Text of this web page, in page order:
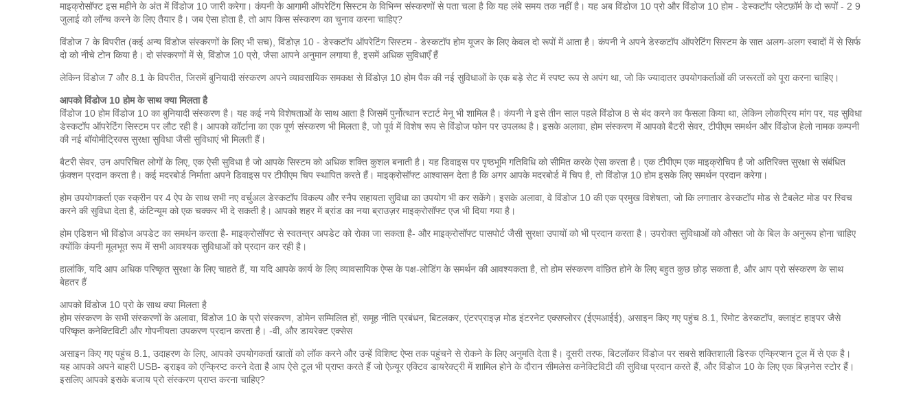
माइक्रोसॉफ्ट इस महीने के अंत में विंडोज 10 जारी करेगा। कंपनी के आगामी ऑपरेटिंग सिस्टम के विभिन्न संस्करणों से पता चला है कि यह लंबे समय तक नहीं है। यह अब विंडोज 10 प्रो और विंडोज 10 होम - डेस्कटॉप प्लेटफ़ॉर्म के दो रूपों - 2 9
जुलाई को लॉन्च करने के लिए तैयार है। जब ऐसा होता है, तो आप किस संस्करण का चुनाव करना चाहिए?
विंडोज 7 के विपरीत (कई अन्य विंडोज संस्करणों के लिए भी सच), विंडोज़ 10 - डेस्कटॉप ऑपरेटिंग सिस्टम - डेस्कटॉप होम यूजर के लिए केवल दो रूपों में आता है। कंपनी ने अपने डेस्कटॉप ऑपरेटिंग सिस्टम के सात अलग-अलग स्वादों में से सिर्फ
दो को नीचे टोन किया है। दो संस्करणों में से, विंडोज 10 प्रो, जैसा आपने अनुमान लगाया है, इसमें अधिक सुविधाएँ हैं
लेकिन विंडोज 7 और 8.1 के विपरीत, जिसमें बुनियादी संस्करण अपने व्यावसायिक समकक्ष से विंडोज़ 10 होम पैक की नई सुविधाओं के एक बड़े सेट में स्पष्ट रूप से अपंग था, जो कि ज्यादातर उपयोगकर्ताओं की जरूरतों को पूरा करना चाहिए।
आपको विंडोज 10 होम के साथ क्या मिलता है
विंडोज 10 होम विंडोज 10 का बुनियादी संस्करण है। यह कई नये विशेषताओं के साथ आता है जिसमें पुर्नोत्थान स्टार्ट मेनू भी शामिल है। कंपनी ने इसे तीन साल पहले विंडोज 8 से बंद करने का फैसला किया था, लेकिन लोकप्रिय मांग पर, यह सुविधा
डेस्कटॉप ऑपरेटिंग सिस्टम पर लौट रही है। आपको कॉर्टाना का एक पूर्ण संस्करण भी मिलता है, जो पूर्व में विशेष रूप से विंडोज फोन पर उपलब्ध है। इसके अलावा, होम संस्करण में आपको बैटरी सेवर, टीपीएम समर्थन और विंडोज हेलो नामक कम्पनी
की नई बॉयोमीट्रिक्स सुरक्षा सुविधा जैसी सुविधाएं भी मिलती हैं।
बैटरी सेवर, उन अपरिचित लोगों के लिए, एक ऐसी सुविधा है जो आपके सिस्टम को अधिक शक्ति कुशल बनाती है। यह डिवाइस पर पृष्ठभूमि गतिविधि को सीमित करके ऐसा करता है। एक टीपीएम एक माइक्रोचिप है जो अतिरिक्त सुरक्षा से संबंधित
फ़ंक्शन प्रदान करता है। कई मदरबोर्ड निर्माता अपने डिवाइस पर टीपीएम चिप स्थापित करते हैं। माइक्रोसॉफ्ट आश्वासन देता है कि अगर आपके मदरबोर्ड में चिप है, तो विंडोज़ 10 होम इसके लिए समर्थन प्रदान करेगा।
होम उपयोगकर्ता एक स्क्रीन पर 4 ऐप के साथ सभी नए वर्चुअल डेस्कटॉप विकल्प और स्नैप सहायता सुविधा का उपयोग भी कर सकेंगे। इसके अलावा, वे विंडोज 10 की एक प्रमुख विशेषता, जो कि लगातार डेस्कटॉप मोड से टैबलेट मोड पर स्विच
करने की सुविधा देता है, कंटिन्यूम को एक चक्कर भी दे सकती है। आपको शहर में ब्रांड का नया ब्राउज़र माइक्रोसॉफ्ट एज भी दिया गया है।
होम एडिशन भी विंडोज अपडेट का समर्थन करता है- माइक्रोसॉफ्ट से स्वतन्त्र अपडेट को रोका जा सकता है- और माइक्रोसॉफ्ट पासपोर्ट जैसी सुरक्षा उपायों को भी प्रदान करता है। उपरोक्त सुविधाओं को औसत जो के बिल के अनुरूप होना चाहिए
क्योंकि कंपनी मूलभूत रूप में सभी आवश्यक सुविधाओं को प्रदान कर रही है।
हालांकि, यदि आप अधिक परिष्कृत सुरक्षा के लिए चाहते हैं, या यदि आपके कार्य के लिए व्यावसायिक ऐप्स के पक्ष-लोडिंग के समर्थन की आवश्यकता है, तो होम संस्करण वांछित होने के लिए बहुत कुछ छोड़ सकता है, और आप प्रो संस्करण के साथ
बेहतर हैं
आपको विंडोज 10 प्रो के साथ क्या मिलता है
होम संस्करण के सभी संस्करणों के अलावा, विंडोज 10 के प्रो संस्करण, डोमेन सम्मिलित हों, समूह नीति प्रबंधन, बिटलकर, एंटरप्राइज़ मोड इंटरनेट एक्सप्लोरर (ईएमआईई), असाइन किए गए पहुंच 8.1, रिमोट डेस्कटॉप, क्लाइंट हाइपर जैसे
परिष्कृत कनेक्टिविटी और गोपनीयता उपकरण प्रदान करता है। -वी, और डायरेक्ट एक्सेस
असाइन किए गए पहुंच 8.1, उदाहरण के लिए, आपको उपयोगकर्ता खातों को लॉक करने और उन्हें विशिष्ट ऐप्स तक पहुंचने से रोकने के लिए अनुमति देता है। दूसरी तरफ, बिटलॉकर विंडोज पर सबसे शक्तिशाली डिस्क एन्क्रिप्शन टूल में से एक है।
यह आपको अपने बाहरी USB- ड्राइव को एन्क्रिप्ट करने देता है आप ऐसे टूल भी प्राप्त करते हैं जो ऐज़्यूर एक्टिव डायरेक्ट्री में शामिल होने के दौरान सीमलेस कनेक्टिविटी की सुविधा प्रदान करते हैं, और विंडोज 10 के लिए एक बिज़नेस स्टोर हैं।
इसलिए आपको इसके बजाय प्रो संस्करण प्राप्त करना चाहिए?